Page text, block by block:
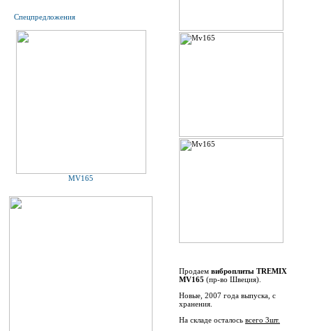
Спецпредложения
MV165
Продаем виброплиты TREMIX
MV165 (пр-во Швеция).
Новые, 2007 года выпуска, с
хранения.
На складе осталось всего 3шт.